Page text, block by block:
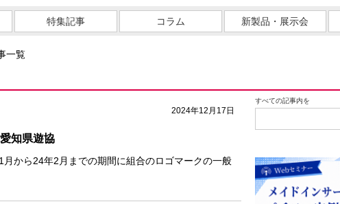
特集記事 コラム 新製品・展示会
一覧
すべての記事内を
2024年12月17日
知県遊協
から24年2月までの期間に組合のロゴマークの一般